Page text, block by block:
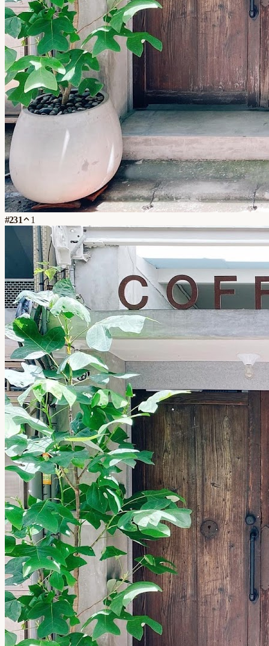
#231 1